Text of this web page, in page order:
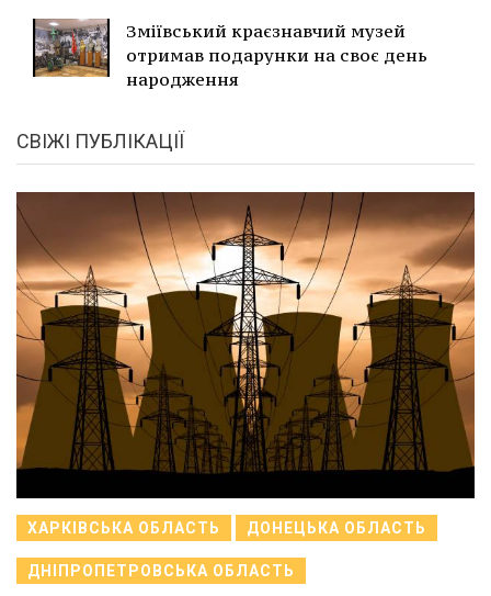
Зміївський краєзнавчий музей
отримав подарунки на своє день
народження
СВІЖІ ПУБЛІКАЦІЇ
ХАРКІВСЬКА ОБЛАСТЬ ДОНЕЦЬКА ОБЛАСТЬ
ДНІПРОПЕТРОВСЬКА ОБЛАСТЬ